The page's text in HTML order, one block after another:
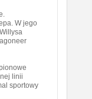
W jego
linii
sportowy